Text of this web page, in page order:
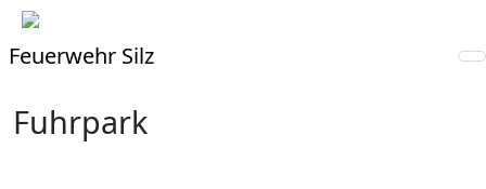
Feuerwehr Silz
Fuhrpark